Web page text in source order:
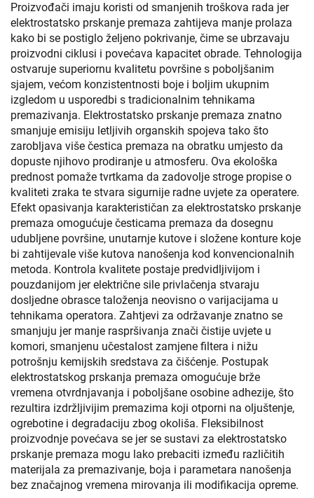
Proizvođači imaju koristi od smanjenih troškova rada jer
elektrostatsko prskanje premaza zahtijeva manje prolaza
kako bi se postiglo željeno pokrivanje, čime se ubrzavaju
proizvodni ciklusi i povećava kapacitet obrade. Tehnologija
ostvaruje superiornu kvalitetu površine s poboljšanim
sjajem, većom konzistentnosti boje i boljim ukupnim
izgledom u usporedbi s tradicionalnim tehnikama
premazivanja. Elektrostatsko prskanje premaza znatno
smanjuje emisiju letljivih organskih spojeva tako što
zarobljava više čestica premaza na obratku umjesto da
dopuste njihovo prodiranje u atmosferu. Ova ekološka
prednost pomaže tvrtkama da zadovolje stroge propise o
kvaliteti zraka te stvara sigurnije radne uvjete za operatere.
Efekt opasivanja karakterističan za elektrostatsko prskanje
premaza omogućuje česticama premaza da dosegnu
udubljene površine, unutarnje kutove i složene konture koje
bi zahtijevale više kutova nanošenja kod konvencionalnih
metoda. Kontrola kvalitete postaje predvidljivijom i
pouzdanijom jer električne sile privlačenja stvaraju
dosljedne obrasce taloženja neovisno o varijacijama u
tehnikama operatora. Zahtjevi za održavanje znatno se
smanjuju jer manje raspršivanja znači čistije uvjete u
komori, smanjenu učestalost zamjene filtera i nižu
potrošnju kemijskih sredstava za čišćenje. Postupak
elektrostatskog prskanja premaza omogućuje brže
vremena otvrdnjavanja i poboljšane osobine adhezije, što
rezultira izdržljivijim premazima koji otporni na oljuštenje,
ogrebotine i degradaciju zbog okoliša. Fleksibilnost
proizvodnje povećava se jer se sustavi za elektrostatsko
prskanje premaza mogu lako prebaciti između različitih
materijala za premazivanje, boja i parametara nanošenja
bez značajnog vremena mirovanja ili modifikacija opreme.